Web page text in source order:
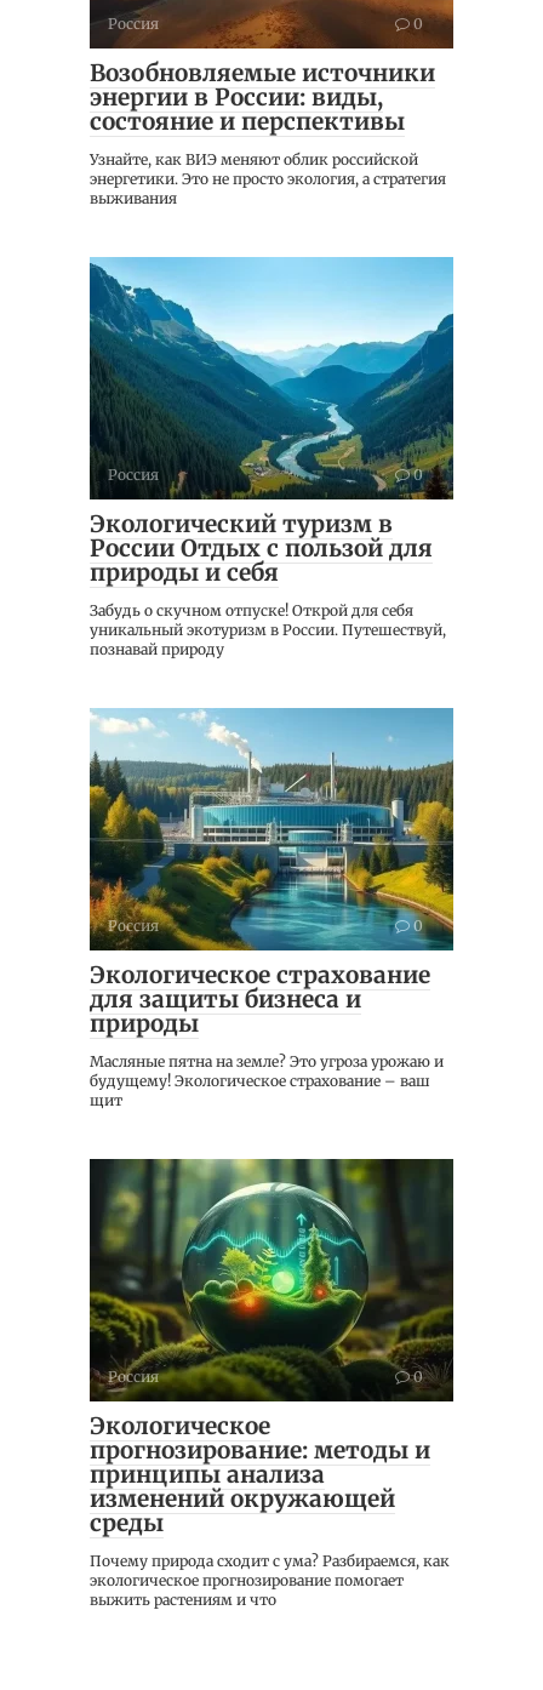
Россия 0
Возобновляемые источники
энергии в России: виды,
состояние и перспективы
Узнайте, как ВИЭ меняют облик российской
энергетики. Это не просто экология, а стратегия
выживания
Россия 0
Экологический туризм в
России Отдых с пользой для
природы и себя
Забудь о скучном отпуске! Открой для себя
уникальный экотуризм в России. Путешествуй,
познавай природу
Россия 0
Экологическое страхование
для защиты бизнеса и
природы
Масляные пятна на земле? Это угроза урожаю и
будущему! Экологическое страхование – ваш
щит
Россия 0
Экологическое
прогнозирование: методы и
принципы анализа
изменений окружающей
среды
Почему природа сходит с ума? Разбираемся, как
экологическое прогнозирование помогает
выжить растениям и что